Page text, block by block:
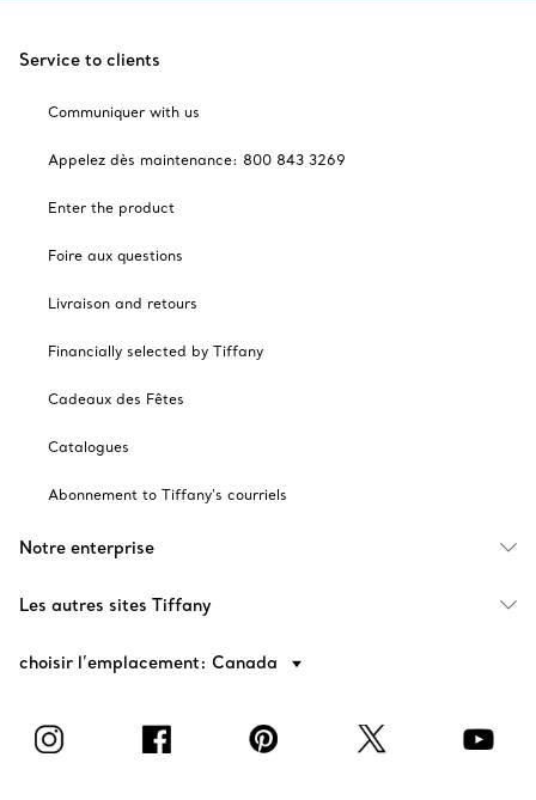
Service to clients
Communiquer with us
Appelez dès maintenance: 800 843 3269
Enter the product
Foire aux questions
Livraison and retours
Financially selected by Tiffany
Cadeaux des Fêtes
Catalogues
Abonnement to Tiffany's courriels
Notre enterprise
Les autres sites Tiffany
choisir l’emplacement: Canada